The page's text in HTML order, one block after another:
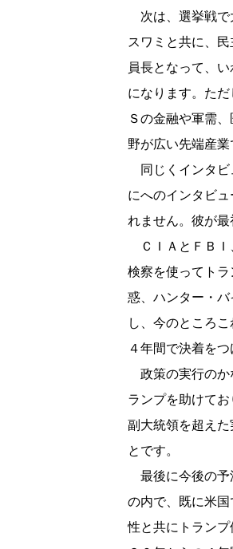
次は、選挙戦で
スワミと共に、
員長となって、
になります。た
Ｓの金融や軍需
野が広い先端産
同じくインタビ
にへのインタビ
れません。彼が最
ＣＩＡとＦＢＩ
検察を使ってト
惑、ハンター・
し、今のところ
４年間で決着をつ
政策の実行のか
ランプを助けて
副大統領を超え
とです。
最後に今後の予
の内で、既に米
性と共にトラン